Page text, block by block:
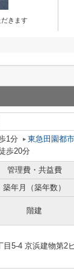
きます
1分 東急田園都
歩20分
管理費・共益費
築年月（築年数）
階建
5-4 京浜建物第2